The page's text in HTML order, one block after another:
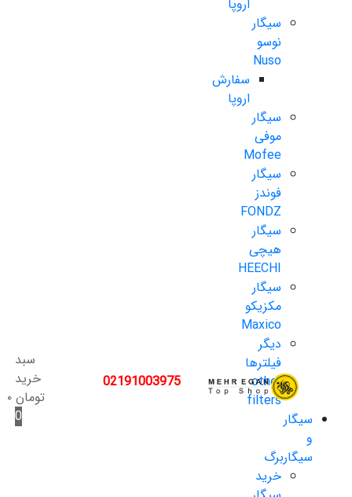
اروپا
سیگار
نوسو
Nuso
سفارش
اروپا
سیگار
موفی
Mofee
سیگار
فوندز
FONDZ
سیگار
هیچی
HEECHI
سیگار
مکزیکو
Maxico
دیگر
فیلترها
other
filters
سیگار
و
سیگاربرگ
خرید
02191003975
سبد
خرید
تومان۰
0